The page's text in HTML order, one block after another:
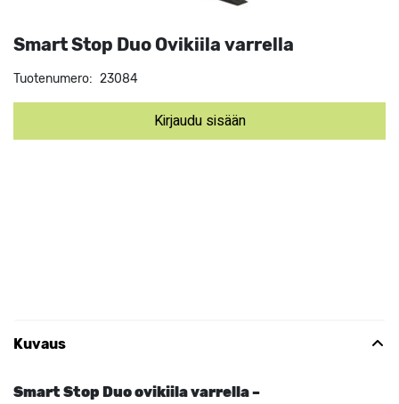
Smart Stop Duo Ovikiila varrella
Tuotenumero: 23084
Kirjaudu sisään
Kuvaus
Smart Stop Duo ovikiila varrella –